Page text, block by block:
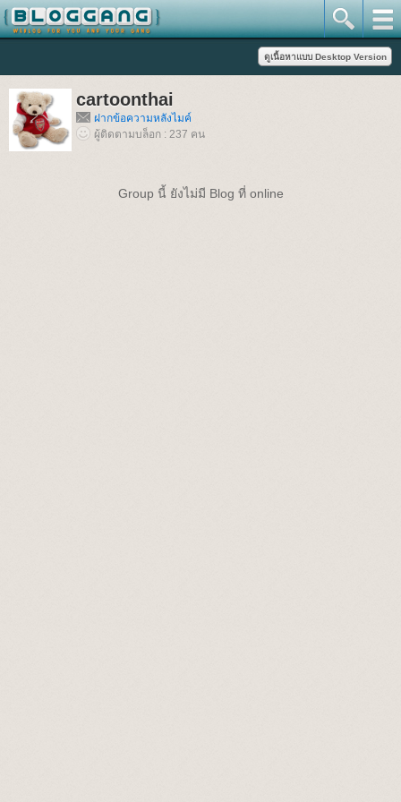
cartoonthai
ฝากข้อความหลังไมค์
ผู้ติดตามบล็อก : 237 คน
Group นี้ ยังไม่มี Blog ที่ online